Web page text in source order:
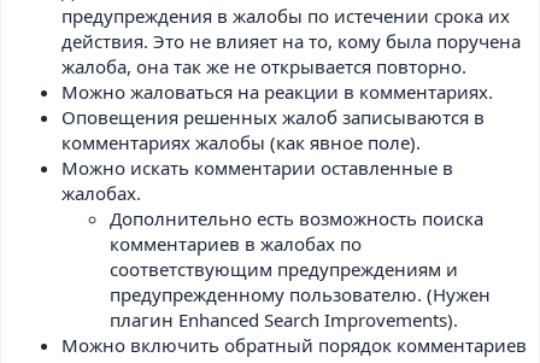
предупреждения в жалобы по истечении срока их
действия. Это не влияет на то, кому была поручена
жалоба, она так же не открывается повторно.
Можно жаловаться на реакции в комментариях.
Оповещения решенных жалоб записываются в
комментариях жалобы (как явное поле).
Можно искать комментарии оставленные в
жалобах.
Дополнительно есть возможность поиска
комментариев в жалобах по
соответствующим предупреждениям и
предупрежденному пользователю. (Нужен
плагин Enhanced Search Improvements).
Можно включить обратный порядок комментариев